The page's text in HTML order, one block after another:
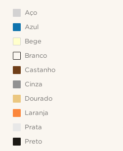
Aço
Azul
Bege
Branco
Castanho
Cinza
Dourado
Laranja
Prata
Preto